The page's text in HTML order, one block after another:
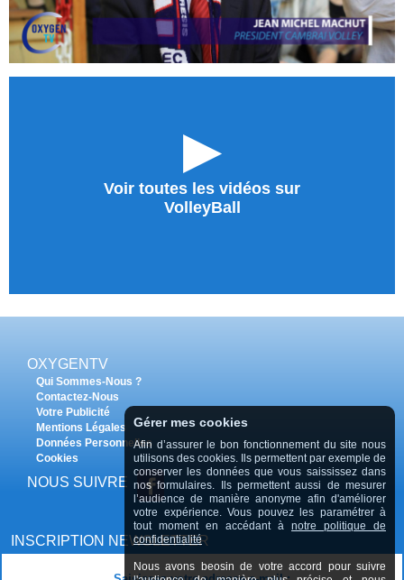
►
Voir toutes les vidéos sur
VolleyBall
OXYGENTV
Qui Sommes-Nous ?
Contactez-Nous
Votre Publicité
Mentions Légales
Données Personnelles
Cookies
NOUS SUIVRE
INSCRIPTION NEWSLETTER
Gérer mes cookies
Afin d’assurer le bon fonctionnement du site nous
utilisons des cookies. Ils permettent par exemple de
conserver les données que vous saississez dans
nos formulaires. Ils permettent aussi de mesurer
l’audience de manière anonyme afin d'améliorer
votre expérience. Vous pouvez les paramétrer à
tout moment en accédant à notre politique de
confidentialité
Nous avons beosin de votre accord pour suivre